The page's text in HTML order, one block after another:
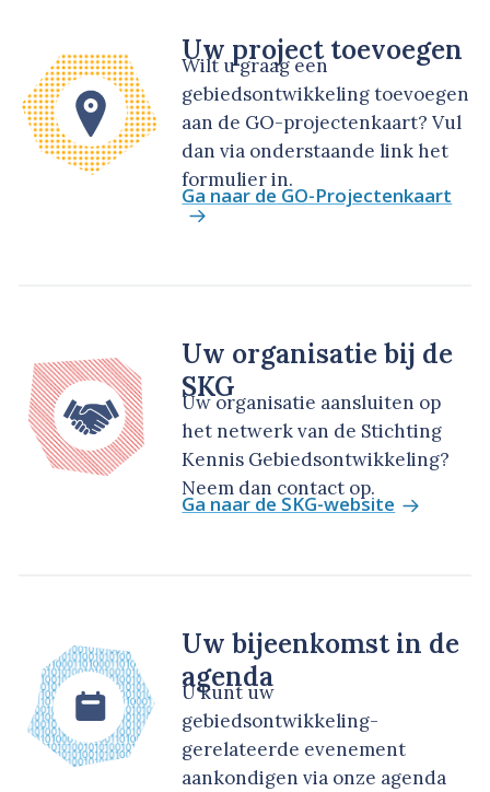
Uw project toevoegen
Wilt u graag een
gebiedsontwikkeling toevoegen
aan de GO-projectenkaart? Vul
dan via onderstaande link het
formulier in.
Ga naar de GO-Projectenkaart
Uw organisatie bij de
SKG
Uw organisatie aansluiten op
het netwerk van de Stichting
Kennis Gebiedsontwikkeling?
Neem dan contact op.
Ga naar de SKG-website
Uw bijeenkomst in de
agenda
U kunt uw
gebiedsontwikkeling-
gerelateerde evenement
aankondigen via onze agenda